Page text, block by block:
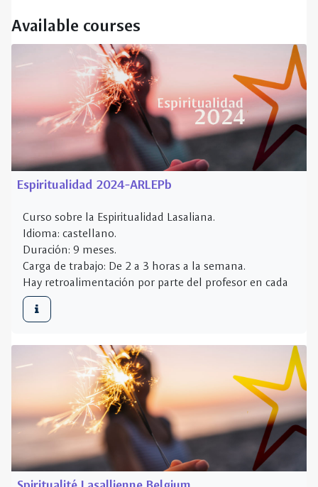
Espiritualidad 2024-ARLEPb
Curso sobre la Espiritualidad Lasaliana.
Idioma: castellano.
Duración: 9 meses.
Carga de trabajo: De 2 a 3 horas a la semana.
Hay retroalimentación por parte del profesor en cada
Spiritualité Lasallienne Belgium
Cours sur la spiritualité lasallienne pour les futurs
formateurs en spiritualité dans les Districts.
Langue : Français.
Durée : une année scolaire.